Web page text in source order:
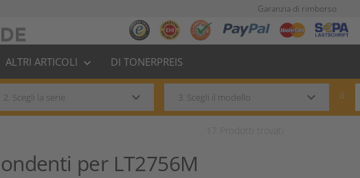
Garanzia di rimborso
ALTRI ARTICOLI keyboard_arrow_down DI TONERPREIS
keyboard_arrow_down keyboard_arrow_down ó
per LT2756M